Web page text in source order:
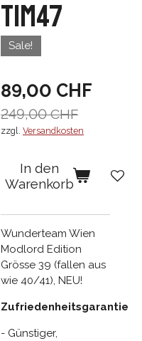
TIM47
Sale!
89,00 CHF
249,00 CHF
zzgl. Versandkosten
In den
Warenkorb
Wunderteam Wien
Modlord Edition
Grösse 39 (fallen aus
wie 40/41), NEU!
Zufriedenheitsgarantie
- Günstiger,